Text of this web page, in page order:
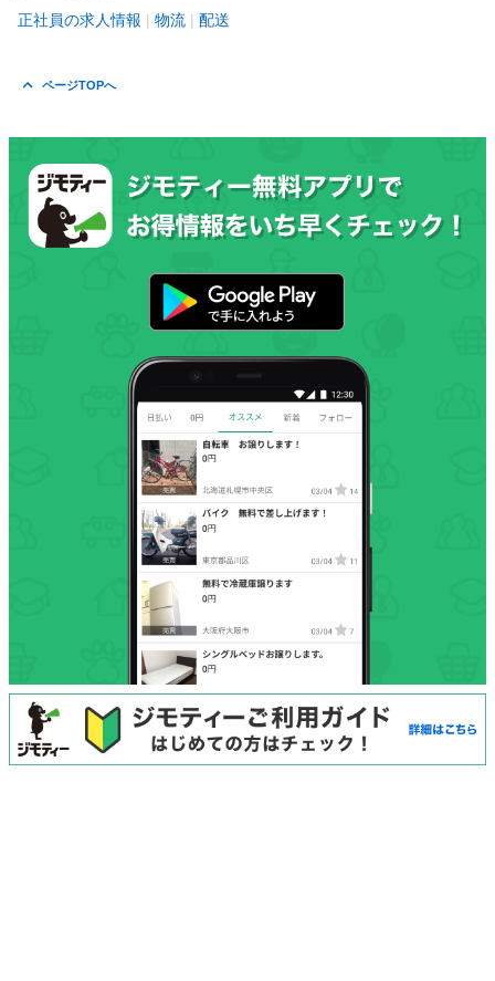
正社員の求人情報 物流 配送
ページTOPへ